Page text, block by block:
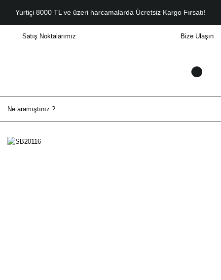
Yurtiçi 8000 TL ve üzeri harcamalarda Ücretsiz Kargo Fırsatı!
Satış Noktalarımız Bize Ulaşın